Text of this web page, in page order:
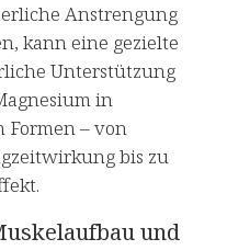
Anstrengung
kann eine gezielte
Unterstützung
in
– von
bis zu
und